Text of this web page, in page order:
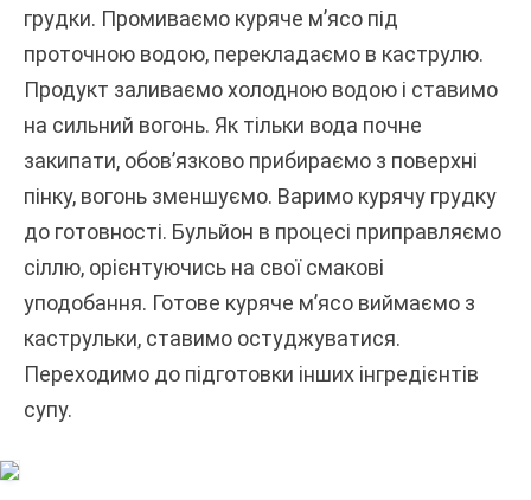
грудки. Промиваємо куряче м’ясо під
проточною водою, перекладаємо в каструлю.
Продукт заливаємо холодною водою і ставимо
на сильний вогонь. Як тільки вода почне
закипати, обов’язково прибираємо з поверхні
пінку, вогонь зменшуємо. Варимо курячу грудку
до готовності. Бульйон в процесі приправляємо
сіллю, орієнтуючись на свої смакові
уподобання. Готове куряче м’ясо виймаємо з
каструльки, ставимо остуджуватися.
Переходимо до підготовки інших інгредієнтів
супу.